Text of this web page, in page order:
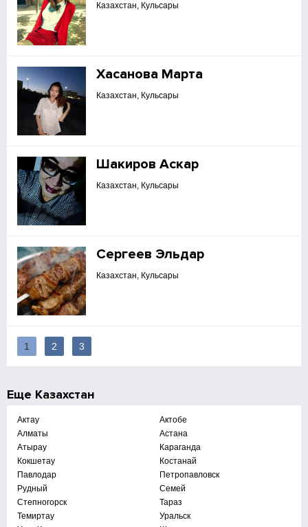
Казахстан, Кульсары
Хасанова Марта
Казахстан, Кульсары
Шакиров Аскар
Казахстан, Кульсары
Сергеев Эльдар
Казахстан, Кульсары
1 2 3
Еще Казахстан
Актау
Актобе
Алматы
Астана
Атырау
Караганда
Кокшетау
Костанай
Павлодар
Петропавловск
Рудный
Семей
Степногорск
Тараз
Темиртау
Уральск